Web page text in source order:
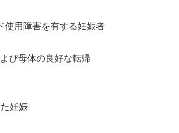
用障害を有する妊娠者
び母体の良好な転帰
妊娠